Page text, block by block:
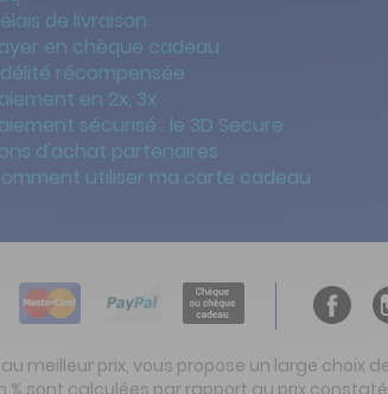
de livraison
en chèque cadeau
récompensée
en 2x, 3x
sécurisé : le 3D Secure
d'achat partenaires
utiliser ma carte cadeau
meilleur prix, vous propose un large choix
% sont calculées par rapport au prix